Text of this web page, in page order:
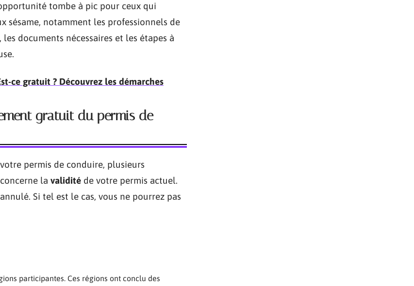
tombe à pic pour ceux qui
notamment les professionnels de
documents nécessaires et les étapes à
ce gratuit ? Découvrez les démarches
gratuit du permis de
permis de conduire, plusieurs
la validité de votre permis actuel.
Si tel est le cas, vous ne pourrez pas
participantes. Ces régions ont conclu des